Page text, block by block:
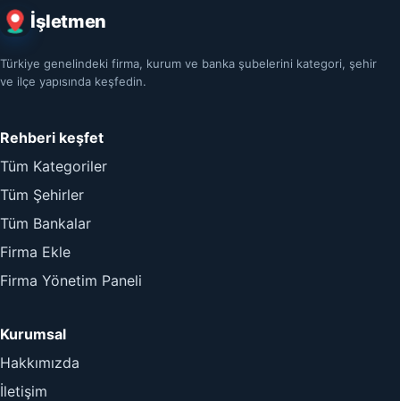
İşletmen
Türkiye genelindeki firma, kurum ve banka şubelerini kategori, şehir
ve ilçe yapısında keşfedin.
Rehberi keşfet
Tüm Kategoriler
Tüm Şehirler
Tüm Bankalar
Firma Ekle
Firma Yönetim Paneli
Kurumsal
Hakkımızda
İletişim